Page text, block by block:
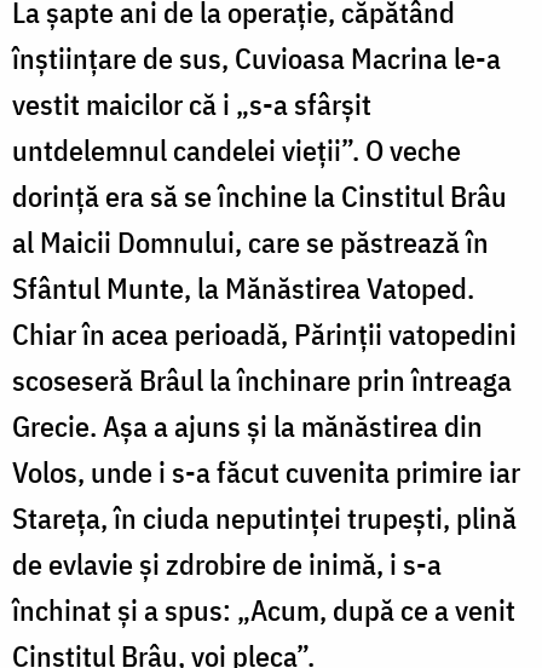
La şapte ani de la operaţie, căpătând
înştiinţare de sus, Cuvioasa Macrina le-a
vestit maicilor că i „s-a sfârşit
untdelemnul candelei vieţii”. O veche
dorinţă era să se închine la Cinstitul Brâu
al Maicii Domnului, care se păstrează în
Sfântul Munte, la Mănăstirea Vatoped.
Chiar în acea perioadă, Părinţii vatopedini
scoseseră Brâul la închinare prin întreaga
Grecie. Aşa a ajuns şi la mănăstirea din
Volos, unde i s-a făcut cuvenita primire iar
Stareţa, în ciuda neputinţei trupeşti, plină
de evlavie şi zdrobire de inimă, i s-a
închinat şi a spus: „Acum, după ce a venit
Cinstitul Brâu, voi pleca”.